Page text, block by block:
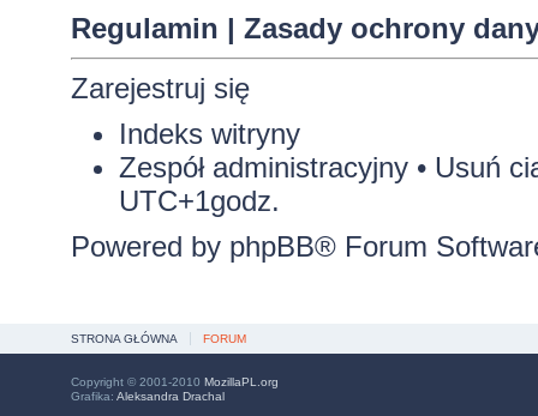
Regulamin | Zasady ochrony
Zarejestruj się
Indeks witryny
Zespół administracyjny• Usuń
UTC+1godz.
Powered by phpBB® Forum
STRONA GŁÓWNA FORUM
Copyright © 2001-2010 MozillaPL.org
Grafika: Aleksandra Drachal